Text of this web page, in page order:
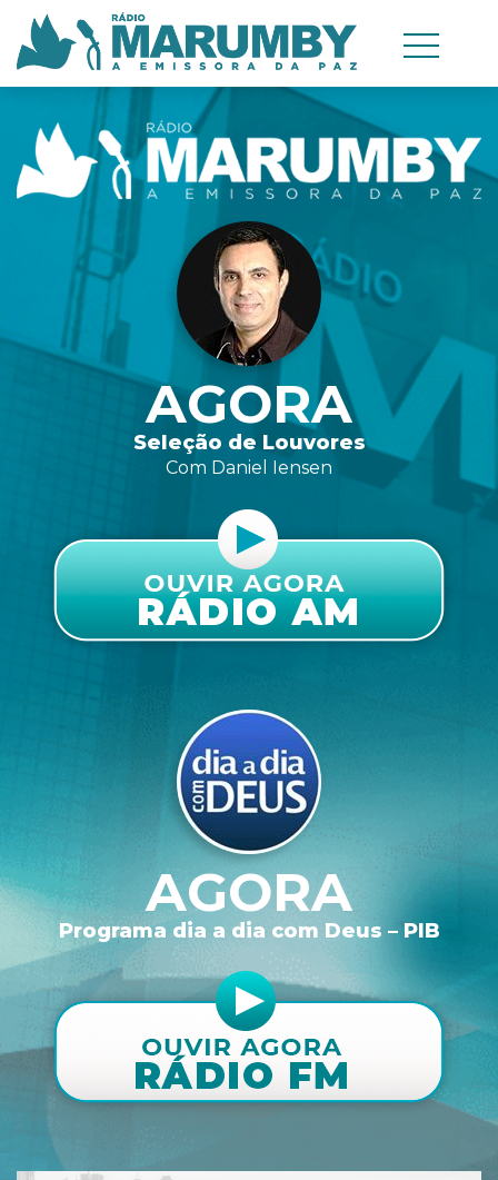
AGORA
Seleção de Louvores
Com Daniel Iensen
AGORA
Programa dia a dia com Deus – PIB